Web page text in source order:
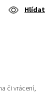
Hlídat
či vrácení,